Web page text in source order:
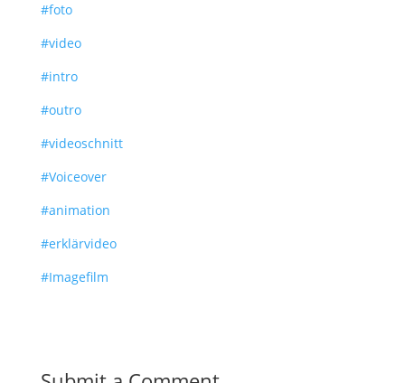
#foto
#video
#intro
#outro
#videoschnitt
#Voiceover
#animation
#erklärvideo
#Imagefilm